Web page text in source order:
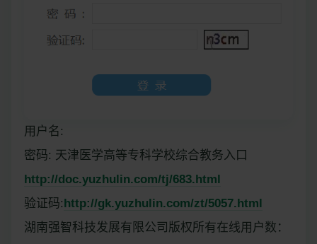
用户名:
密码: 天津医学高等专科学校综合教务入口
http://doc.yuzhulin.com/tj/683.html
验证码: http://gk.yuzhulin.com/zt/5057.html
湖南强智科技发展有限公司版权所有在线用户数：